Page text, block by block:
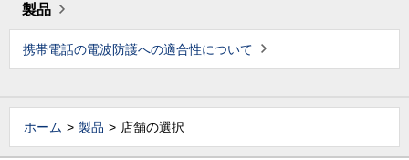
製品
携帯電話の電波防護への適合性について
ホーム 製品 店舗の選択